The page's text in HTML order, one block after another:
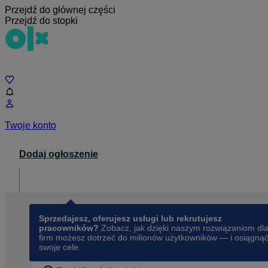
Przejdź do głównej części
Przejdź do stopki
Twoje konto
Dodaj ogłoszenie
Sprzedajesz, oferujesz usługi lub rekrutujesz
pracowników? Zobacz, jak dzięki naszym rozwiązaniom dla
firm możesz dotrzeć do milionów użytkowników — i osiągnąć
swoje cele.